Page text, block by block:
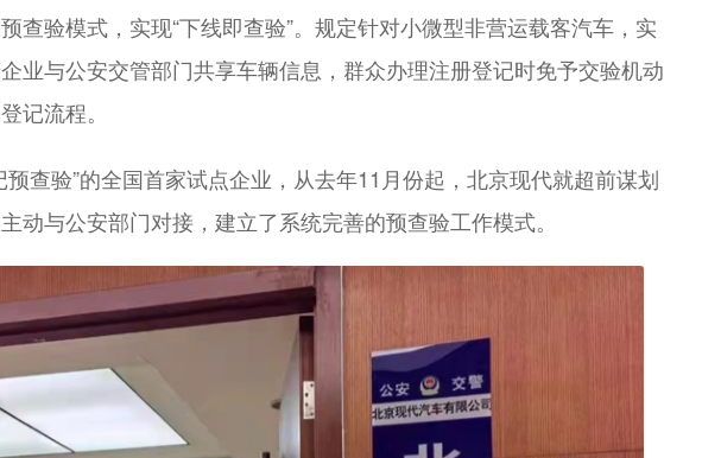
查验模式，实现“下线即查验”。规定针对小微型非营运载客汽车，实
业与公安交管部门共享车辆信息，群众办理注册登记时免予交验机动
记流程。
查验”的全国首家试点企业，从去年11月份起，北京现代就超前谋划
动与公安部门对接，建立了系统完善的预查验工作模式。